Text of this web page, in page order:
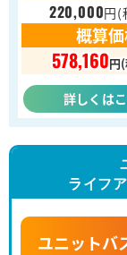
220,000円(
概算
578,160円
詳しくは
ライフ
ユニットバ